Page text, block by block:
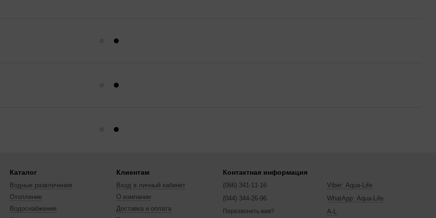
Каталог
Водные развлечения
Отопление
Водоснабжение
Клиентам
Вход в личный кабинет
О компании
Доставка и оплата
Контактная информация
(066) 341-11-16
(044) 344-26-96
Перезвонить вам?
Viber: Aqua-Life
WhatApp: Aqua-Life
A-L